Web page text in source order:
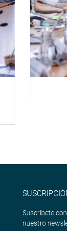
Suscríbete
nuestro